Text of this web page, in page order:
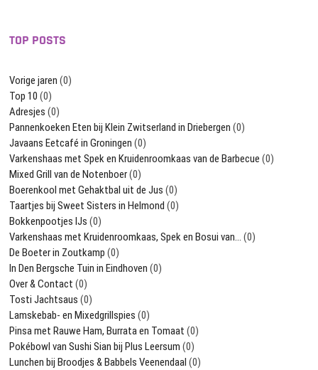
TOP POSTS
Vorige jaren (0)
Top 10 (0)
Adresjes (0)
Pannenkoeken Eten bij Klein Zwitserland in Driebergen (0)
Javaans Eetcafé in Groningen (0)
Varkenshaas met Spek en Kruidenroomkaas van de Barbecue (0)
Mixed Grill van de Notenboer(0)
Boerenkool met Gehaktbal uit de Jus (0)
Taartjes bij Sweet Sisters in Helmond (0)
Bokkenpootjes IJs (0)
Varkenshaas met Kruidenroomkaas, Spek en Bosui van… (0)
De Boeter in Zoutkamp (0)
In Den Bergsche Tuin in Eindhoven (0)
Over & Contact (0)
Tosti Jachtsaus (0)
Lamskebab- en Mixedgrillspies (0)
Pinsa met Rauwe Ham, Burrata en Tomaat (0)
Pokébowl van Sushi Sian bij Plus Leersum (0)
Lunchen bij Broodjes & Babbels Veenendaal (0)